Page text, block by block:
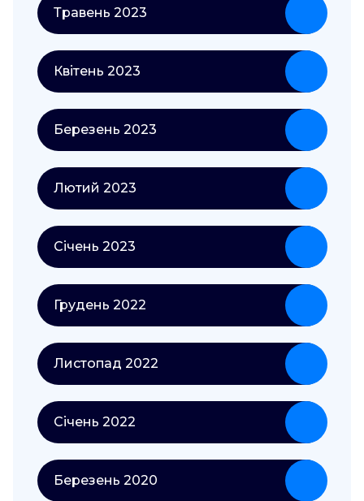
Травень 2023
Квітень 2023
Березень 2023
Лютий 2023
Січень 2023
Грудень 2022
Листопад 2022
Січень 2022
Березень 2020